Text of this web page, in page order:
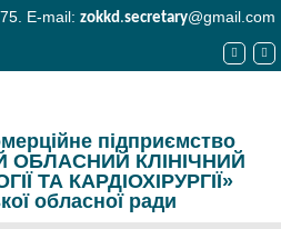
E-mail: zokkd.secretary@gmail.com
підприємство
ОБЛАСНИЙ КЛІНІЧНИЙ
ТА КАРДІОХІРУРГІЇ»
обласної ради